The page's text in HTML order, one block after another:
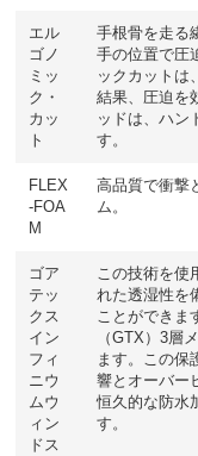
エル
ゴノ
ミッ
ク・
カッ
ト
手根骨を走る
手の位置で圧
ックカットは
結果、圧迫を
ッドは、ハン
す。
FLEX
-FOA
M
高品質で衝撃
ム。
ゴア
テッ
クス
イン
フィ
ニウ
ムウ
ィン
ドス
この技術を使
れた透湿性を
ことができま
（GTX）3層
ます。この保
響とオーバー
恒久的な防水
す。